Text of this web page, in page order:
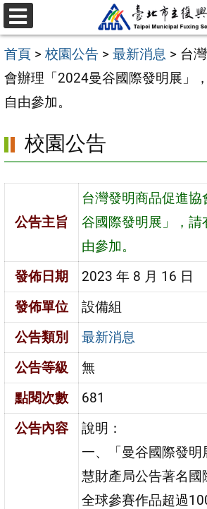
跳
至
主
要
內
區
選
單
首頁 > 校園公告 > 最新消息 > 台
會辦理「2024曼谷國際發明展」
自由參加。
校園公告
公告主旨
台灣發明商品促進
谷國際發明展」，請
由參加。
發佈日期
2023 年 8 月 16 日
發佈單位
設備組
公告類別
最新消息
公告等級
無
點閱次數
681
公告內容
說明：
一、「曼谷國際發明
慧財產局公告著名國
全球參賽作品超過